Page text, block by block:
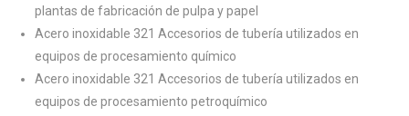
plantas de fabricación de pulpa y papel
Acero inoxidable 321 Accesorios de tubería utilizados en
equipos de procesamiento químico
Acero inoxidable 321 Accesorios de tubería utilizados en
equipos de procesamiento petroquímico